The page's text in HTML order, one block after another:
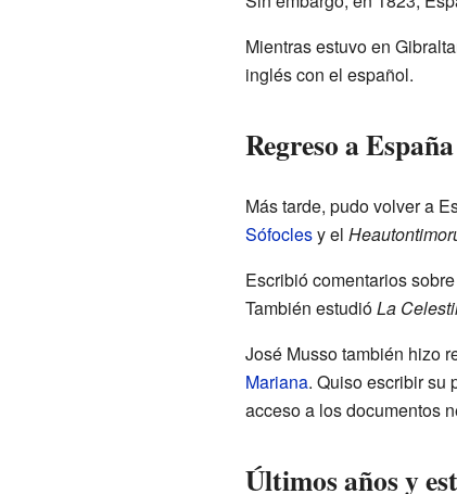
Mientras estuvo en
inglés con el español.
Regreso a
Más tarde, pudo volver a
Sófoclesy el
Escribió comentarios
También estudióLa
José Musso también hizo
Mariana. Quiso escribir su
acceso a los documentos
Últimos años y